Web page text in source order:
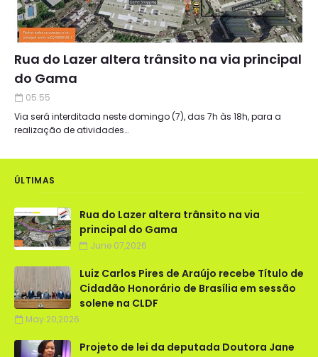
Rua do Lazer altera trânsito na via principal
do Gama
05:55
Via será interditada neste domingo (7), das 7h às 18h, para a
realização de atividades…
ÚLTIMAS
Rua do Lazer altera trânsito na via
principal do Gama
June 07,2026
Luiz Carlos Pires de Araújo recebe Título de
Cidadão Honorário de Brasília em sessão
solene na CLDF
May 20,2026
Projeto de lei da deputada Doutora Jane